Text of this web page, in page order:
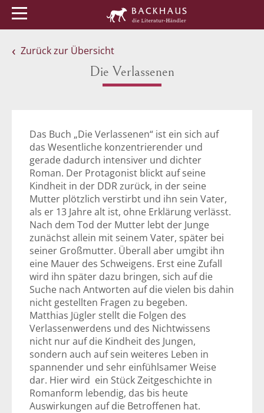
Zurück zur Übersicht
Die Verlassenen
Das Buch „Die Verlassenen“ ist ein sich auf
das Wesentliche konzentrierender und
gerade dadurch intensiver und dichter
Roman. Der Protagonist blickt auf seine
Kindheit in der DDR zurück, in der seine
Mutter plötzlich verstirbt und ihn sein Vater,
als er 13 Jahre alt ist, ohne Erklärung verlässt.
Nach dem Tod der Mutter lebt der Junge
zunächst allein mit seinem Vater, später bei
seiner Großmutter. Überall aber umgibt ihn
eine Mauer des Schweigens. Erst eine Zufall
wird ihn später dazu bringen, sich auf die
Suche nach Antworten auf die vielen bis dahin
nicht gestellten Fragen zu begeben.
Matthias Jügler stellt die Folgen des
Verlassenwerdens und des Nichtwissens
nicht nur auf die Kindheit des Jungen,
sondern auch auf sein weiteres Leben in
spannender und sehr einfühlsamer Weise
dar. Hier wird ein Stück Zeitgeschichte in
Romanform lebendig, das bis heute
Auswirkungen auf die Betroffenen hat.